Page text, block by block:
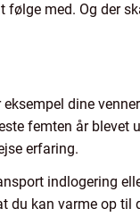
med. Og der
dine
femten år blevet
erfaring.
indlogering
du kan varme op til